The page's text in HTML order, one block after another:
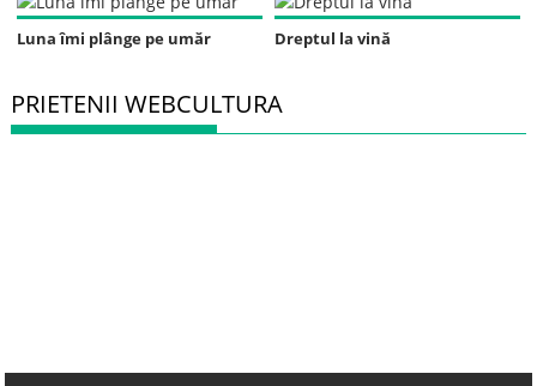
Luna îmi plânge pe umăr Dreptul la vină
PRIETENII WEBCULTURA